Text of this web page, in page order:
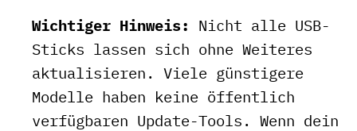
Wichtiger Hinweis: Nicht alle USB-
Sticks lassen sich ohne Weiteres
aktualisieren. Viele günstigere
Modelle haben keine öffentlich
verfügbaren Update-Tools. Wenn dein